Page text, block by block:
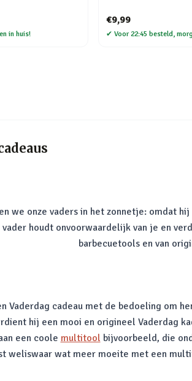
in huis!
€9,99
✔ Voor 22:45 besteld,
we onze vaders in het zonnetje: omdat
houdt onvoorwaardelijk van je en
barbecuetools en van
Vaderdag cadeau met de bedoeling om
hij een mooi en origineel Vaderdag
een coole multitool bijvoorbeeld, die
weliswaar wat meer moeite met een